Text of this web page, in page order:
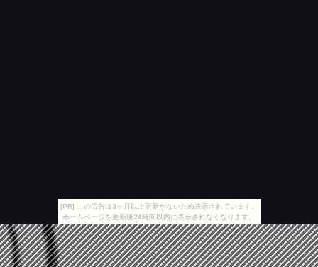
[PR] この広告は3ヶ月以上更新がないため表示されています。
ホームページを更新後24時間以内に表示されなくなります。